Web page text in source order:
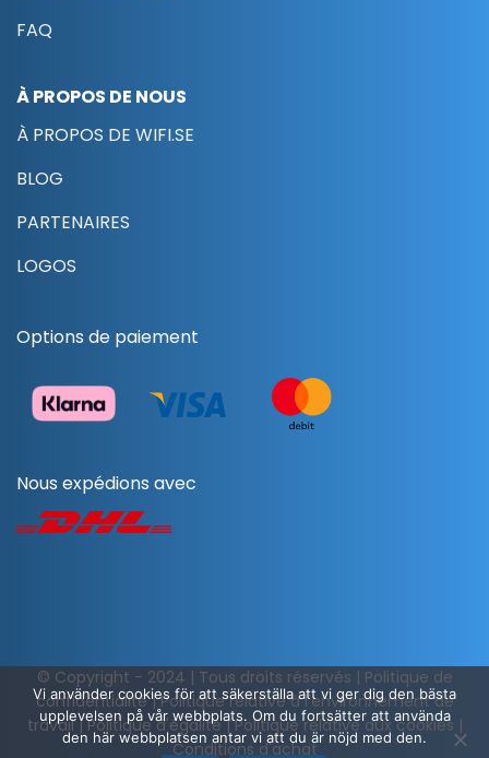
FAQ
À PROPOS DE NOUS
À PROPOS DE WIFI.SE
BLOG
PARTENAIRES
LOGOS
Options de paiement
Nous expédions avec
© Copyright - 2024 | Tous droits réservés | Politique de
confidentialité|Politique relative à l'environnement de
travail|Politique d'égalité|Politique relative aux cookies |
Conditions d'achat
Vi använder cookies för att säkerställa att vi ger dig den bästa
upplevelsen på vår webbplats. Om du fortsätter att använda
den här webbplatsen antar vi att du är nöjd med den.